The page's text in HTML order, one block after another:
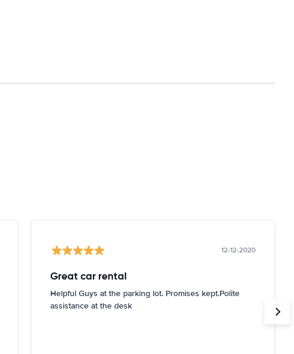
12-12-2020
Great car rental
Helpful Guys at the parking lot. Promises kept.Polite
assistance at the desk